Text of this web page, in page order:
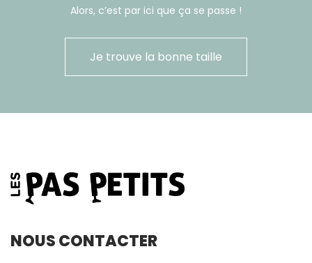
Alors, c’est par ici que ça se passe !
Je trouve la bonne taille
NOUS CONTACTER